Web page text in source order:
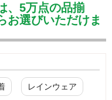
、5万点の品揃
お選びいただけま
レインウェア